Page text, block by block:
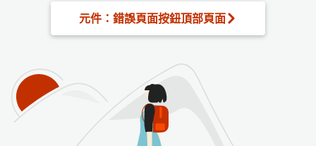
元件：錯誤頁面按鈕頂部頁面